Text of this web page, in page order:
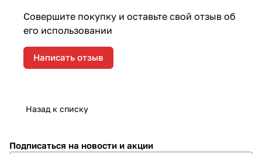
Совершите покупку и оставьте свой отзыв об
его использовании
Написать отзыв
Назад к списку
Подписаться на новости и акции